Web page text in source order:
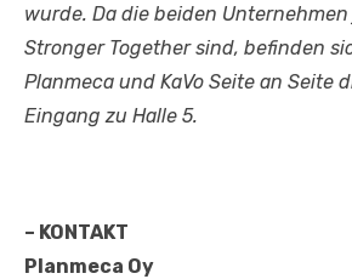
wurde. Da die beiden
Stronger Together sind, befinden
Planmeca und KaVo Seite an Seite
Eingang zu Halle 5.
– KONTAKT
Planmeca Oy